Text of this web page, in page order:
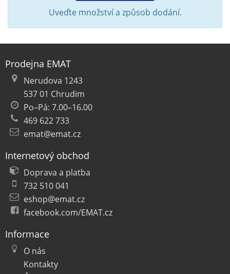
Uveďte množství a způsob dodání.
Prodejna EMAT
Nerudova 1243
537 01 Chrudim
Po–Pá: 7.00–16.00
469 622 733
emat@emat.cz
Internetový obchod
Doprava a platba
732 510 041
eshop@emat.cz
facebook.com/EMAT.cz
Informace
O nás
Kontakty